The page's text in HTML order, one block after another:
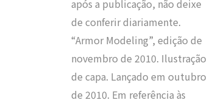
após a publicação, não deixe
de conferir diariamente.
“Armor Modeling”, edição de
novembro de 2010. Ilustração
de capa. Lançado em outubro
de 2010. Em referência às